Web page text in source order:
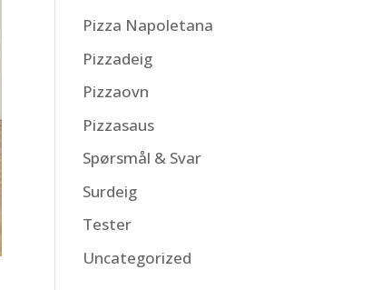
Pizza Napoletana
Pizzadeig
Pizzaovn
Pizzasaus
Spørsmål & Svar
Surdeig
Tester
Uncategorized